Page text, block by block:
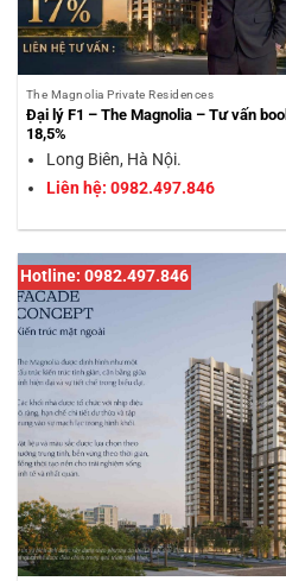
The Magnolia Private Residences
Đại lý F1 – The Magnolia – Tư vấn
18,5%
Long Biên, Hà Nội.
Liên hệ: 0982.497.846
Hotline: 0982.497.846